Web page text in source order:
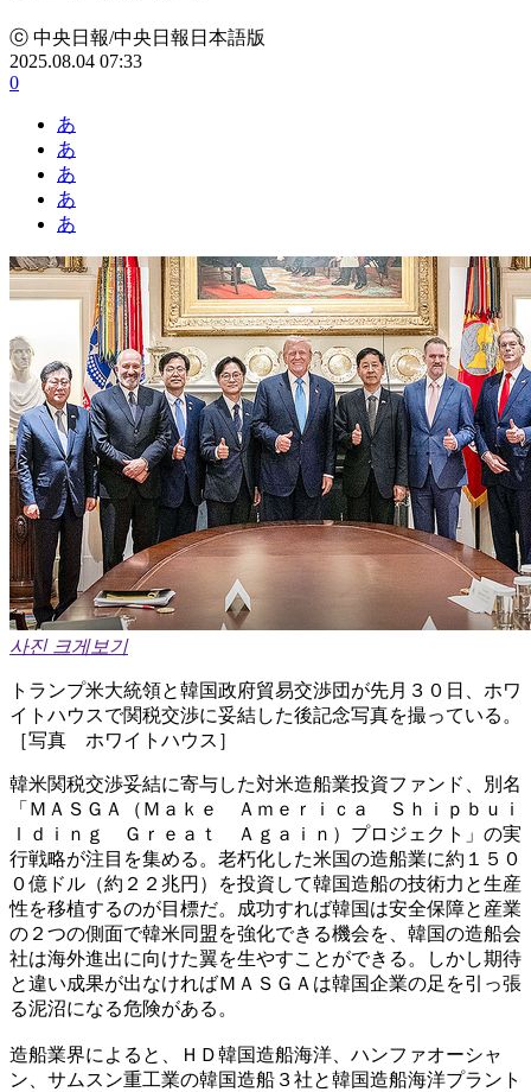
ⓒ 中央日報/中央日報日本語版
2025.08.04 07:33
0
あ
あ
あ
あ
あ
사진 크게보기
トランプ米大統領と韓国政府貿易交渉団が先月３０日、ホワ
イトハウスで関税交渉に妥結した後記念写真を撮っている。
［写真 ホワイトハウス］
韓米関税交渉妥結に寄与した対米造船業投資ファンド、別名
「ＭＡＳＧＡ（Ｍａｋｅ Ａｍｅｒｉｃａ Ｓｈｉｐｂｕｉ
ｌｄｉｎｇ Ｇｒｅａｔ Ａｇａｉｎ）プロジェクト」の実
行戦略が注目を集める。老朽化した米国の造船業に約１５０
０億ドル（約２２兆円）を投資して韓国造船の技術力と生産
性を移植するのが目標だ。成功すれば韓国は安全保障と産業
の２つの側面で韓米同盟を強化できる機会を、韓国の造船会
社は海外進出に向けた翼を生やすことができる。しかし期待
と違い成果が出なければＭＡＳＧＡは韓国企業の足を引っ張
る泥沼になる危険がある。
造船業界によると、ＨＤ韓国造船海洋、ハンファオーシャ
ン、サムスン重工業の韓国造船３社と韓国造船海洋プラント